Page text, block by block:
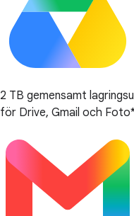
2 TB gemensamt
för Drive, Gmail och